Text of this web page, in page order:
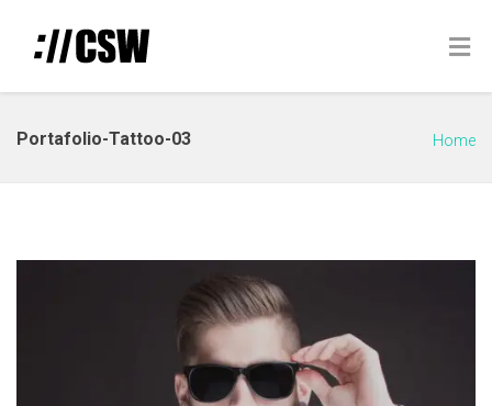
Portafolio-Tattoo-03 Home